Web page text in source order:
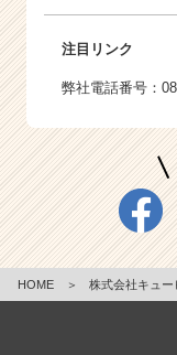
注目リンク
弊社電話番号：
HOME ＞ 株式会社キュー